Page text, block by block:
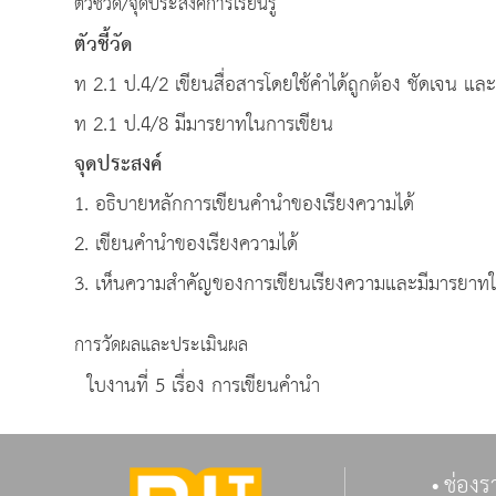
ตัวชี้วัด
ท 2.1 ป.4/2 เขียนสื่อสารโดยใช้คำได้ถูกต้อง ชัดเจน แล
ท 2.1 ป.4/8 มีมารยาทในการเขียน
จุดประสงค์
1. อธิบายหลักการเขียนคำนำของเรียงความได้
2. เขียนคำนำของเรียงความได้
3. เห็นความสำคัญของการเขียนเรียงความและมีมารยาท
การวัดผลและประเมินผล
ใบงานที่ 5 เรื่อง การเขียนคำนำ
ช่อง